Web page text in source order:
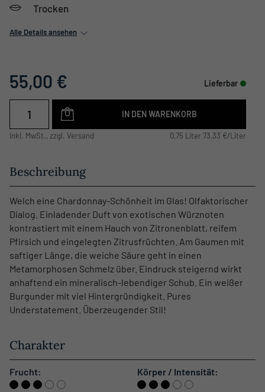
Trocken
Alle Details ansehen
55,00 € Lieferbar
IN DEN WARENKORB
inkl. MwSt., zzgl. Versand 0,75 Liter 73,33 €/Liter
Beschreibung
Welch eine Chardonnay-Schönheit im Glas! Olfaktorischer
Dialog. Einladender Duft von exotischen Würznoten
kontrastiert mit einem Hauch von Zitronenblatt, reifem
Pfirsich und eingelegten Zitrusfrüchten. Am Gaumen mit
saftiger Länge, die weiche Säure geht in einen
Metamorphosen Schmelz über. Eindruck steigernd wirkt
anhaftend ein mineralisch-lebendiger Schub. Ein weißer
Burgunder mit viel Hintergründigkeit. Pures
Understatement. Überzeugender Stil!
Charakter
Frucht: Körper / Intensität: